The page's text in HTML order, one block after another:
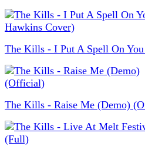
The Kills - I Put A Spell On
The Kills - Raise Me (Demo)